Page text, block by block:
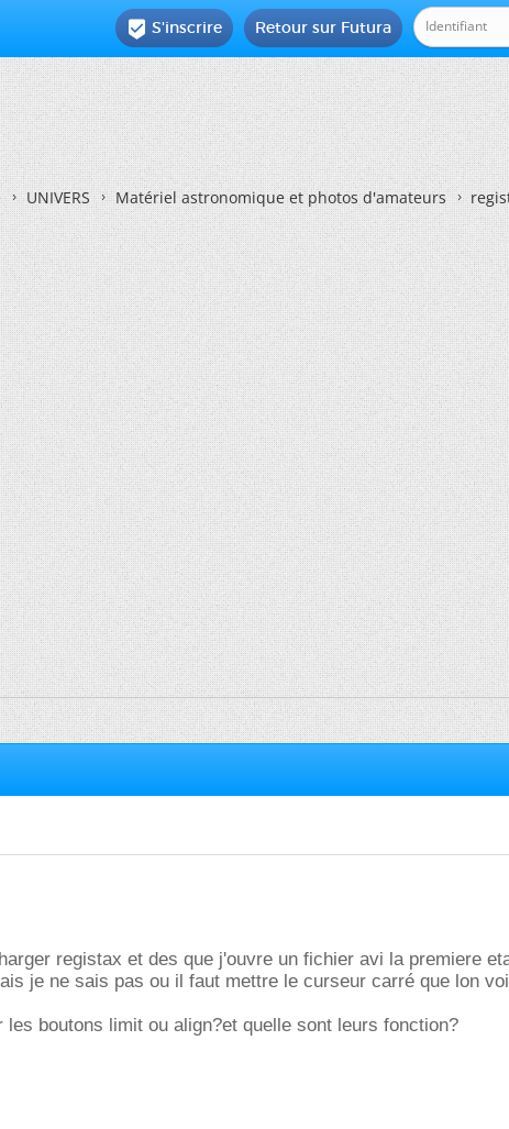
Retour sur Futura
 S'inscrire
UNIVERS Matériel astronomique et photos d'amateurs
registax et des que j'ouvre un fichier avi la premiere
je ne sais pas ou il faut mettre le curseur carré que lon
les boutons limit ou align?et quelle sont leurs fonction?